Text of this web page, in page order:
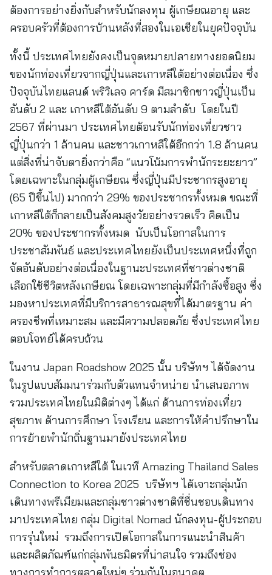
ต้องการอย่างยิ่งกับสำหรับนักลงทุน ผู้เกษียณอายุ และ
ครอบครัวที่ต้องการบ้านหลังที่สองในเอเชียในยุคปัจจุบัน
ทั้งนี้ ประเทศไทยยังคงเป็นจุดหมายปลายทางยอดนิยม
ของนักท่องเที่ยวจากญี่ปุ่นและเกาหลีใต้อย่างต่อเนื่อง ซึ่ง
ปัจจุบันไทยแลนด์ พริวิเลจ คาร์ด มีสมาชิกชาวญี่ปุ่นเป็น
อันดับ 2 และ เกาหลีใต้อันดับ 9 ตามลำดับ โดยในปี
2567 ที่ผ่านมา ประเทศไทยต้อนรับนักท่องเที่ยวชาว
ญี่ปุ่นกว่า 1 ล้านคน และชาวเกาหลีใต้อีกกว่า 1.8 ล้านคน
แต่สิ่งที่น่าจับตายิ่งกว่าคือ “แนวโน้มการพำนักระยะยาว”
โดยเฉพาะในกลุ่มผู้เกษียณ ซึ่งญี่ปุ่นมีประชากรสูงอายุ
(65 ปีขึ้นไป) มากกว่า 29% ของประชากรทั้งหมด ขณะที่
เกาหลีใต้ก็กลายเป็นสังคมสูงวัยอย่างรวดเร็ว คิดเป็น
20% ของประชากรทั้งหมด นับเป็นโอกาสในการ
ประชาสัมพันธ์ และประเทศไทยยังเป็นประเทศหนึ่งที่ถูก
จัดอันดับอย่างต่อเนื่องในฐานะประเทศที่ชาวต่างชาติ
เลือกใช้ชีวิตหลังเกษียณ โดยเฉพาะกลุ่มที่มีกำลังซื้อสูง ซึ่ง
มองหาประเทศที่มีบริการสาธารณสุขที่ได้มาตรฐาน ค่า
ครองชีพที่เหมาะสม และมีความปลอดภัย ซึ่งประเทศไทย
ตอบโจทย์ได้ครบถ้วน
ในงาน Japan Roadshow 2025 นั้น บริษัทฯ ได้จัดงาน
ในรูปแบบสัมมนาร่วมกับตัวแทนจำหน่าย นำเสนอภาพ
รวมประเทศไทยในมิติต่างๆ ได้แก่ ด้านการท่องเที่ยว
สุขภาพ ด้านการศึกษา โรงเรียน และการให้คำปรึกษาใน
การย้ายพำนักถิ่นฐานมายังประเทศไทย
สำหรับตลาดเกาหลีใต้ ในเวที Amazing Thailand Sales
Connection to Korea 2025 บริษัทฯ ได้เจาะกลุ่มนัก
เดินทางพรีเมียมและกลุ่มชาวต่างชาติที่ชื่นชอบเดินทาง
มาประเทศไทย กลุ่ม Digital Nomad นักลงทุน-ผู้ประกอบ
การรุ่นใหม่ รวมถึงการเปิดโอกาสในการแนะนำสินค้า
และผลิตภัณฑ์แก่กลุ่มพันธมิตรที่น่าสนใจ รวมถึงช่อง